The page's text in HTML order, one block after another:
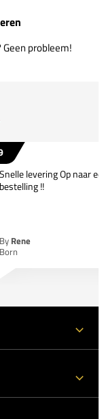
probleem!
Snelle levering Op naar
bestelling !!
By Rene
Born